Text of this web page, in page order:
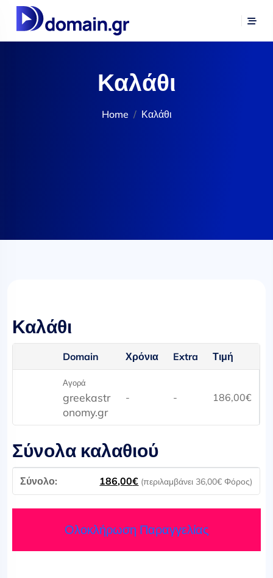
Καλάθι
Home Καλάθι
Καλάθι
Domain Χρόνια Extra Τιμή
Αγορά
greekastr
onomy.gr
- - 186,00€
Σύνολα καλαθιού
186,00€ (περιλαμβάνει 36,00€ Φόρος)
Ολοκλήρωση Παραγγελίας